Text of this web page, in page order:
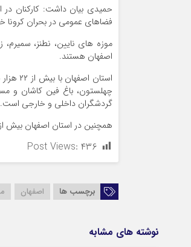
حمیدی بیان داشت: کارکنان در
فضاهای عمومی در بحران کرونا
موزه های نایین، نطنز،
اصفهان هستند.
چهلستون، باغ فین کاشان و
گردشگران داخلی و خارجی است.
همچنین در استان اصفهان بیش از ۶۰۰ خانه تاریخی وجود دارد که بیش از نیمی از آنها در شهر اصفهان قرار
Post Views: ۴۳۶
برچسب ها اصفهان
نوشته های مشابه